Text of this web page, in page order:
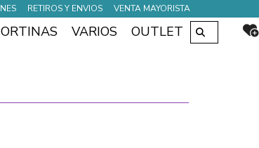
RETIROS Y ENVIOS VENTA MAYORISTA
VARIOS OUTLET
Buscar
por: